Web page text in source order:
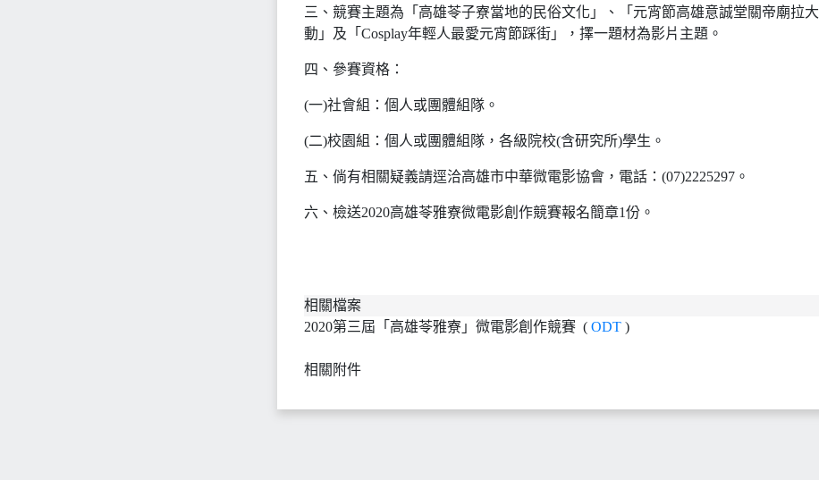
三、競賽主題為「高雄苓子寮當地的民俗文化」、「元宵節高雄意誠堂關帝廟拉
動」及「Cosplay年輕人最愛元宵節踩街」，擇一題材為影片主題。
四、參賽資格：
(一)社會組：個人或團體組隊。
(二)校園組：個人或團體組隊，各級院校(含研究所)學生。
五、倘有相關疑義請逕洽高雄市中華微電影協會，電話：(07)2225297。
六、檢送2020高雄苓雅寮微電影創作競賽報名簡章1份。
相關檔案
2020第三屆「高雄苓雅寮」微電影創作競賽 ( ODT)
相關附件